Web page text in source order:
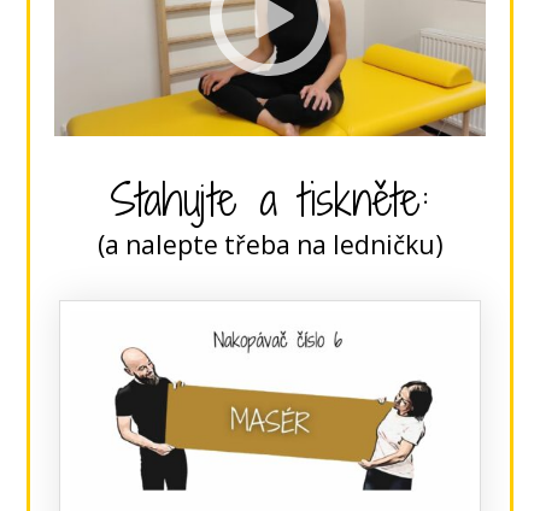
Stahujte a tiskněte:
(a nalepte třeba na ledničku)